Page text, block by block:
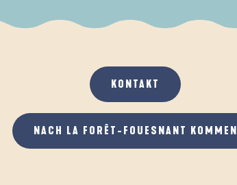
KONTAKT
NACH LA FORÊT-FOUESNANT KOMMEN